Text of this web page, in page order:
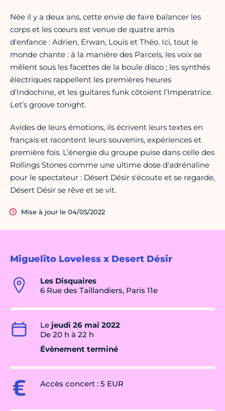
Miguelito Loveless x Desert Désir
Les Disquaires
6 Rue des Taillandiers, Paris 11e
Le jeudi 26 mai 2022
De 20 h à 22 h
Évènement terminé
Accès concert : 5 EUR
Née il y a deux ans, cette envie de faire balancer les
corps et les cœurs est venue de quatre amis
d'enfance : Adrien, Erwan, Louis et Théo. Ici, tout le
monde chante : à la manière des Parcels, les voix se
mêlent sous les facettes de la boule disco ; les synthés
électriques rappellent les premières heures
d'Indochine, et les guitares funk côtoient l’Impératrice.
Let’s groove tonight.
Avides de leurs émotions, ils écrivent leurs textes en
français et racontent leurs souvenirs, expériences et
première fois. L’énergie du groupe puise dans celle des
Rollings Stones comme une ultime dose d'adrénaline
pour le spectateur : Désert Désir s'écoute et se regarde,
Désert Désir se rêve et se vit.
Mise à jour le 04/05/2022